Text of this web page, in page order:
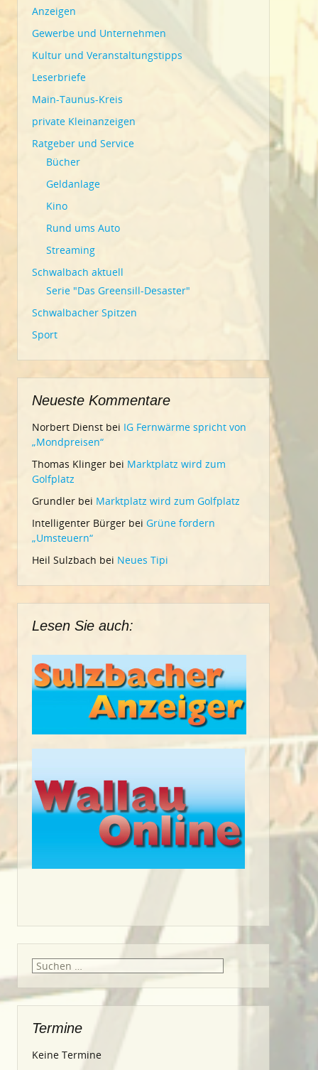
Anzeigen
Gewerbe und Unternehmen
Kultur und Veranstaltungstipps
Leserbriefe
Main-Taunus-Kreis
private Kleinanzeigen
Ratgeber und Service
Bücher
Geldanlage
Kino
Rund ums Auto
Streaming
Schwalbach aktuell
Serie "Das Greensill-Desaster"
Schwalbacher Spitzen
Sport
Neueste Kommentare
Norbert Dienst bei IG Fernwärme spricht von
„Mondpreisen“
Thomas Klinger bei Marktplatz wird zum
Golfplatz
Grundler bei Marktplatz wird zum Golfplatz
Intelligenter Bürger bei Grüne fordern
„Umsteuern“
Heil Sulzbach bei Neues Tipi
Lesen Sie auch:
Suche
Termine
Keine Termine